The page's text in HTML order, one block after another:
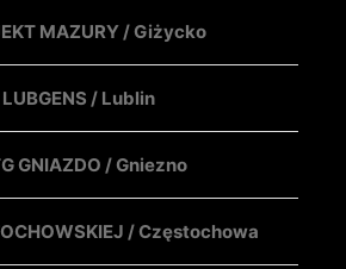
MAZURY / Giżycko
LUBGENS / Lublin
GNIAZDO / Gniezno
/ Częstochowa